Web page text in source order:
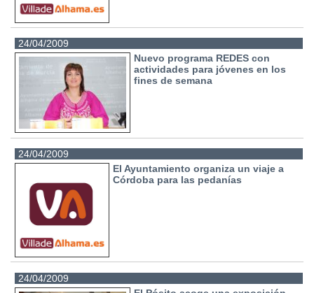
24/04/2009
Nuevo programa REDES con
actividades para jóvenes en los
fines de semana
24/04/2009
El Ayuntamiento organiza un viaje a
Córdoba para las pedanías
24/04/2009